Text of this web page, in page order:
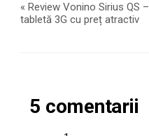
«Review Vonino Sirius QS –
tabletă 3G cu preț atractiv
5 comentarii